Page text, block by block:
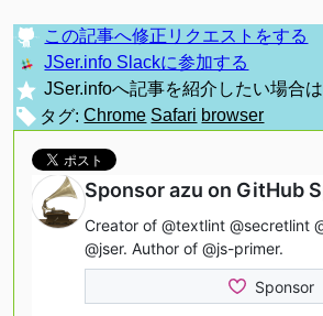
この記事へ修正リクエストをする
JSer.info Slackに参加する
JSer.infoへ記事を紹介したい場合は
タグ: Chrome Safari browser